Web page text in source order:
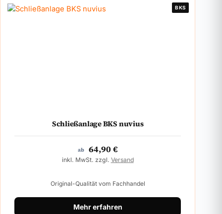
BKS
Schließanlage BKS nuvius
ab 64,90€
inkl. MwSt. zzgl. Versand
Original-Qualität vom Fachhandel
Mehr erfahren